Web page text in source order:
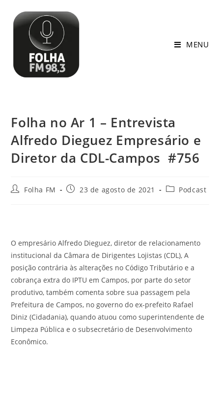
MENU
Folha no Ar 1 – Entrevista
Alfredo Dieguez Empresário e
Diretor da CDL-Campos #756
Folha FM 23 de agosto de 2021 Podcast
O empresário Alfredo Dieguez, diretor de relacionamento
institucional da Câmara de Dirigentes Lojistas (CDL), A
posição contrária às alterações no Código Tributário e a
cobrança extra do IPTU em Campos, por parte do setor
produtivo, também comenta sobre sua passagem pela
Prefeitura de Campos, no governo do ex-prefeito Rafael
Diniz (Cidadania), quando atuou como superintendente de
Limpeza Pública e o subsecretário de Desenvolvimento
Econômico.